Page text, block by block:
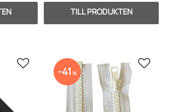
Lägg till i favoriter
41 % Lägg